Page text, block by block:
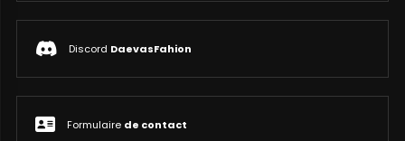
Discord DaevasFahion
Formulaire de contact